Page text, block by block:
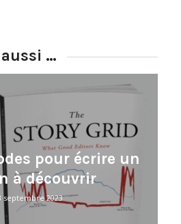
…
pour écrire un
à découvrir
septembre 2023